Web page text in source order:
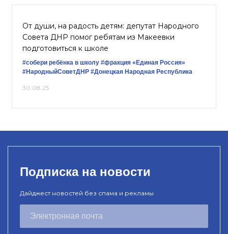
От души, на радость детям: депутат Народного
Совета ДНР помог ребятам из Макеевки
подготовиться к школе
#собери ребёнка в школу #фракция «Единая Россия»
#НародныйСоветДНР #Донецкая Народная Республика
30.08.25
Подписка на новости
Дайджест новостей без спама и рекламы